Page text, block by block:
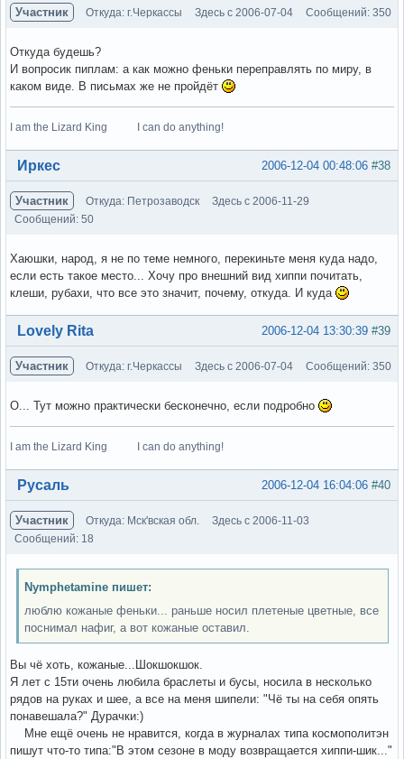
Участник Откуда: г.Черкассы Здесь с 2006-07-04 Сообщений: 350
Откуда будешь?
И вопросик пиплам: а как можно феньки переправлять по миру, в
каком виде. В письмах же не пройдёт
I am the Lizard King I can do anything!
Вне форума #38
2006-12-04 00:48:06
Иркес
Участник Откуда: Петрозаводск
Здесь с 2006-11-29
Сообщений: 50
Хаюшки, народ, я не по теме немного, перекиньте меня куда надо,
если есть такое место... Хочу про внешний вид хиппи почитать,
клеши, рубахи, что все это значит, почему, откуда. И куда
Вне форума #39
2006-12-04 13:30:39
Lovely Rita
Участник Откуда: г.Черкассы Здесь с 2006-07-04 Сообщений: 350
О... Тут можно практически бесконечно, если подробно
I am the Lizard King I can do anything!
Вне форума #40
2006-12-04 16:04:06
Русаль
Участник Откуда: Мск'вская обл.
Здесь с 2006-11-03
Сообщений: 18
Nymphetamine пишет:
люблю кожаные феньки... раньше носил плетеные цветные, все
поснимал нафиг, а вот кожаные оставил.
Вы чё хоть, кожаные...Шокшокшок.
Я лет с 15ти очень любила браслеты и бусы, носила в несколько
рядов на руках и шее, а все на меня шипели: "Чё ты на себя опять
понавешала?" Дурачки:)
Мне ещё очень не нравится, когда в журналах типа космополитэн
пишут что-то типа:"В этом сезоне в моду возвращается хиппи-шик..."